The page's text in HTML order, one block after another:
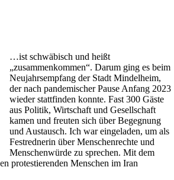
…ist schwäbisch und heißt
„zusammenkommen“. Darum ging es beim
Neujahrsempfang der Stadt Mindelheim,
der nach pandemischer Pause Anfang 2023
wieder stattfinden konnte. Fast 300 Gäste
aus Politik, Wirtschaft und Gesellschaft
kamen und freuten sich über Begegnung
und Austausch. Ich war eingeladen, um als
Festrednerin über Menschenrechte und
Menschenwürde zu sprechen. Mit dem
protestierenden Menschen im Iran